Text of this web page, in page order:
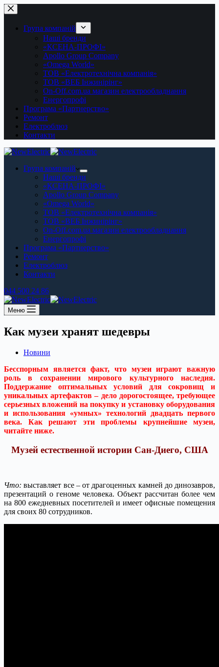
Перейти
до
вмістуГрупа компаній
Наші бренди
«КСЕНА-ПРОФІ»
Apollo Group Company
«Omega World»
ТОВ «Електротехнічна компанія»
ТОВ «ВЕБ Інжинірінг»
On-Off.com.ua магазин електрообладнання
Енергопрофі
Програма «Партнерство»
Ремонт
Електроблюз
Контакти
Група компаній
Наші бренди
«КСЕНА-ПРОФІ»
Apollo Group Company
«Omega World»
ТОВ «Електротехнічна компанія»
ТОВ «ВЕБ Інжинірінг»
On-Off.com.ua магазин електрообладнання
Енергопрофі
Програма «Партнерство»
Ремонт
Електроблюз
Контакти
044 500 24 86
Меню
Как музеи хранят шедевры
Новини
Бесспорным является факт, что музеи играют важную
роль в сохранении мирового культурного наследия.
Поддержание оптимальных условий для сокровищ и
уникальных артефактов – дело дорогостоящее, требующее
серьезных вложений на покупку и установку оборудования
и использования «умных» технологий двадцать первого
века. Как решают эти проблемы крупнейшие музеи,
читайте ниже.
Музей естественной истории Сан-Диего, США
Что: выставляет все – от драгоценных камней до динозавров,
презентаций о геноме человека. Объект рассчитан более чем
на 800 ежедневных посетителей и имеет офисные помещения
для своих 80 сотрудников.